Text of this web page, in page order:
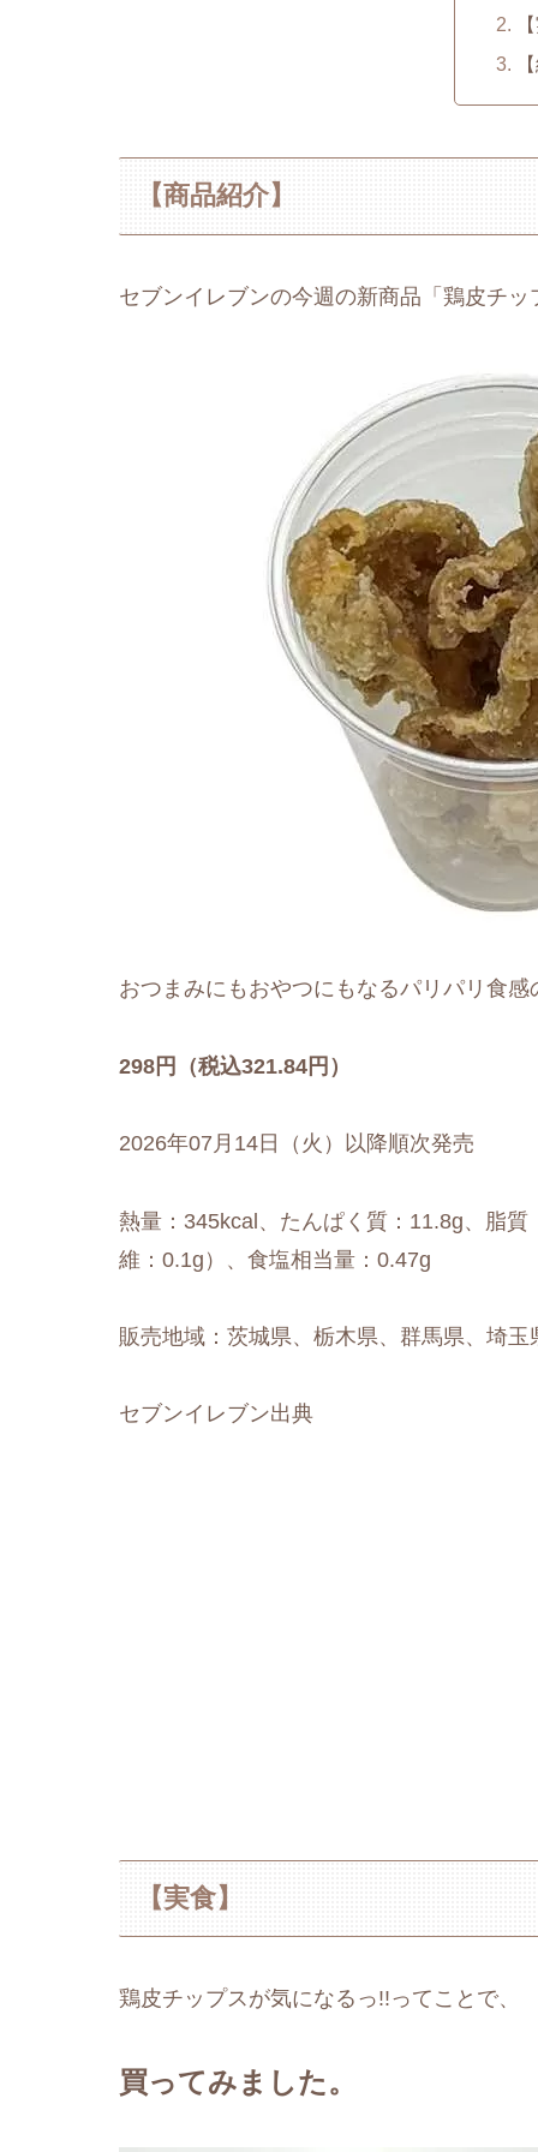
【商品紹介】
セブンイレブンの今週の新商品「鶏皮チ
おつまみにもおやつにもなるパリパリ食
298円（税込321.84円）
2026年07月14日（火）以降順次発売
熱量：345kcal、たんぱく質：11.8g、脂
維：0.1g）、食塩相当量：0.47g
販売地域：茨城県、栃木県、群馬県、埼
セブンイレブン出典
【実食】
鶏皮チップスが気になるっ!!ってことで、
買ってみました。